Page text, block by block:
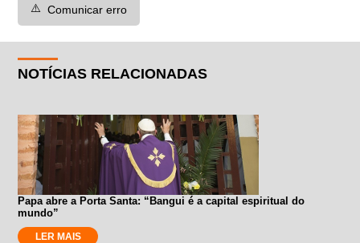
⚠️ Comunicar erro
NOTÍCIAS RELACIONADAS
Papa abre a Porta Santa: “Bangui é a capital espiritual do
mundo”
LER MAIS